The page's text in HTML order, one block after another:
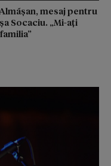
mesaj pentru
Socaciu. „Mi-ați